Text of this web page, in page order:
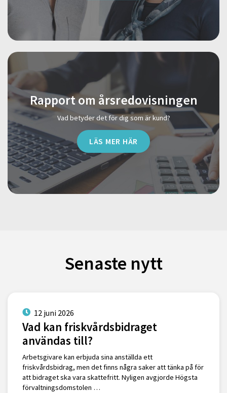
Rapport om årsredovisningen
Vad betyder det för dig som är kund?
LÄS MER HÄR
Senaste nytt
12 juni 2026
Vad kan friskvårdsbidraget
användas till?
Arbetsgivare kan erbjuda sina anställda ett
friskvårdsbidrag, men det finns några saker att tänka på för
att bidraget ska vara skattefritt. Nyligen avgjorde Högsta
förvaltningsdomstolen …